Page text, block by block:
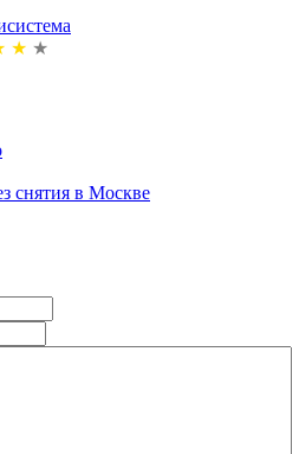
★ ★
снятия в Москве